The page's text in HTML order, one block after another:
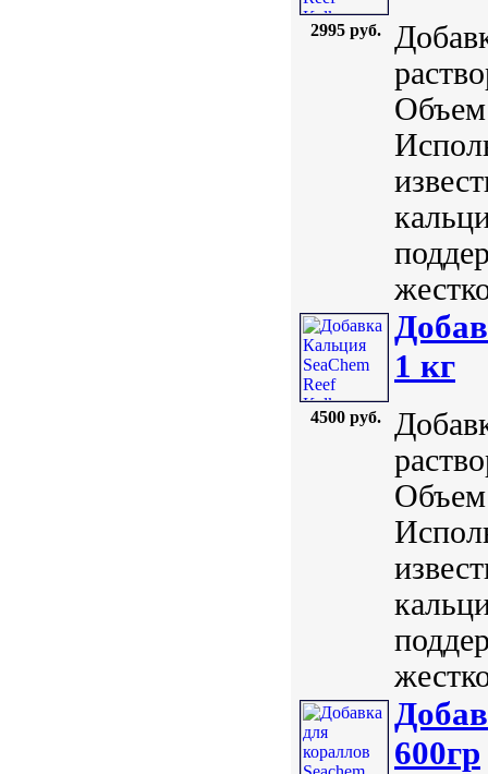
2995 руб.
4500 руб.
1 кг
600гр